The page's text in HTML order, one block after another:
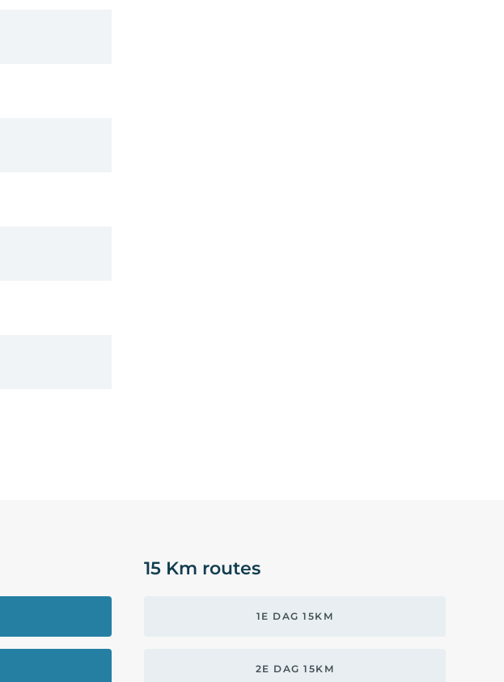
15 Km routes
1E DAG 15KM
2E DAG 15KM